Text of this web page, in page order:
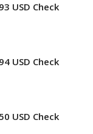
USD Check
USD Check
USD Check